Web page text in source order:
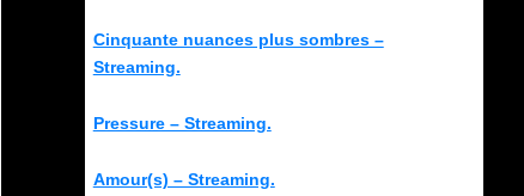
Cinquante nuances plus sombres –
Streaming.
Pressure – Streaming.
Amour(s) – Streaming.